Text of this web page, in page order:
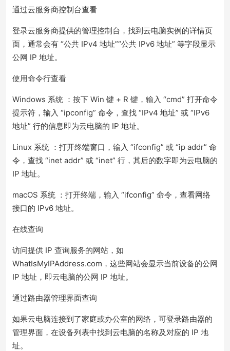
通过云服务商控制台查看
登录云服务商提供的管理控制台，找到云电脑实例的详情页
面，通常会有 “公共 IPv4 地址”“公共 IPv6 地址” 等字段显示
公网 IP 地址。
使用命令行查看
Windows 系统 ：按下 Win 键 + R 键，输入 “cmd” 打开命令
提示符，输入 “ipconfig” 命令，查找 “IPv4 地址” 或 “IPv6
地址” 行的信息即为云电脑的 IP 地址。
Linux 系统 ：打开终端窗口，输入 “ifconfig” 或 “ip addr” 命
令，查找 “inet addr” 或 “inet” 行，其后的数字即为云电脑的
IP 地址。
macOS 系统 ：打开终端，输入 “ifconfig” 命令，查看网络
接口的 IPv6 地址。
在线查询
访问提供 IP 查询服务的网站，如
WhatIsMyIPAddress.com，这些网站会显示当前设备的公网
IP 地址，即云电脑的公网 IP 地址。
通过路由器管理界面查询
如果云电脑连接到了家庭或办公室的网络，可登录路由器的
管理界面，在设备列表中找到云电脑的名称及对应的 IP 地
址。